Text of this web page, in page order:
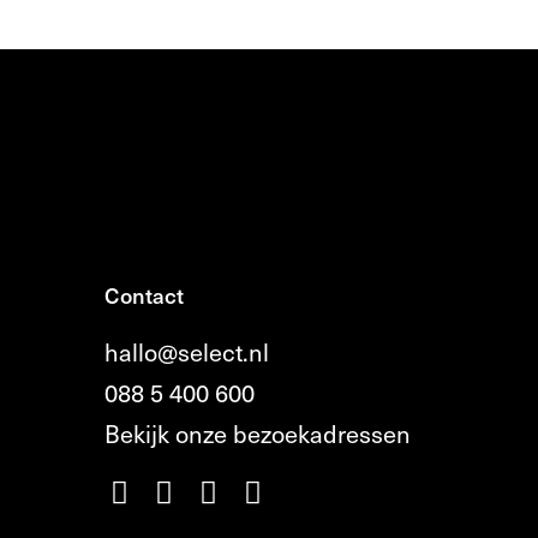
Contact
hallo@select.nl
088 5 400 600
Bekijk onze bezoekadressen